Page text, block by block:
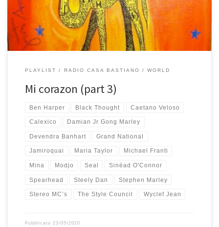
quarantena e ora suonano di nuovo tra le pareti di Casa Bastiano
(per […]
PLAYLIST RADIO CASA BASTIANO WORLD
Mi corazon (part 3)
Ben Harper Black Thought Caetano Veloso
Calexico Damian Jr Gong Marley
Devendra Banhart Grand National
Jamiroquai Maria Taylor Michael Franti
Mina Modjo Seal Sinéad O'Connor
Spearhead Steely Dan Stephen Marley
Stereo MC’s The Style Council Wyclef Jean
Pubblicato 23/05/2020